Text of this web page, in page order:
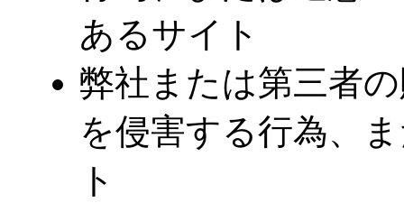
あるサイト
弊社または第三者
を侵害する行為、
ト